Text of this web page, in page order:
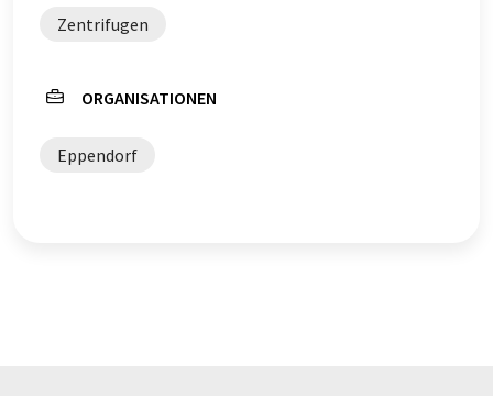
Zentrifugen
ORGANISATIONEN
Eppendorf